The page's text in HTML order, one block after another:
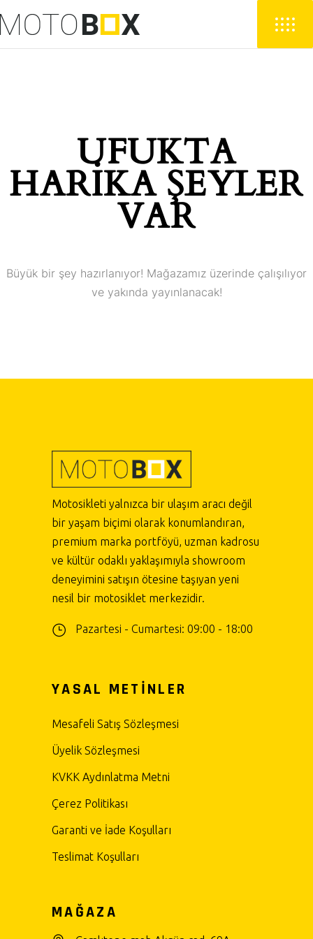
UFUKTA
HARIKA ŞEYLER
VAR
Büyük bir şey hazırlanıyor! Mağazamız üzerinde çalışılıyor
ve yakında yayınlanacak!
Motosikleti yalnızca bir ulaşım aracı değil
bir yaşam biçimi olarak konumlandıran,
premium marka portföyü, uzman kadrosu
ve kültür odaklı yaklaşımıyla showroom
deneyimini satışın ötesine taşıyan yeni
nesil bir motosiklet merkezidir.
Pazartesi - Cumartesi: 09:00 - 18:00
YASAL METİNLER
Mesafeli Satış Sözleşmesi
Üyelik Sözleşmesi
KVKK Aydınlatma Metni
Çerez Politikası
Garanti ve İade Koşulları
Teslimat Koşulları
MAĞAZA